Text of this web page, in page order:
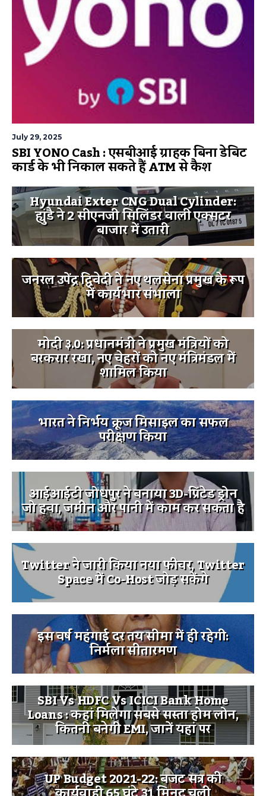
July 29, 2025
SBI YONO Cash : एसबीआई ग्राहक बिना डेबिट
कार्ड के भी निकाल सकते हैं ATM से कैश
Hyundai Exter CNG Dual Cylinder:
ह्युंडै ने 2 सीएनजी सिलिंडर वाली एक्सटर
बाजार में उतारी
जनरल उपेंद्र द्विवेदी ने नए थलसेना प्रमुख के रूप
में कार्यभार संभाला
मोदी ३.0: प्रधानमंत्री ने प्रमुख मंत्रियों को
बरकरार रखा, नए चेहरों को नए मंत्रिमंडल में
शामिल किया
भारत ने निर्भय क्रूज मिसाइल का सफल
परीक्षण किया
आईआईटी जोधपुर ने बनाया 3D-प्रिंटेड ड्रोन
जो हवा, जमीन और पानी में काम कर सकता है
Twitter ने जारी किया नया फीचर, Twitter
Space में Co-Host जोड़ सकेंगे
इस वर्ष महंगाई दर तय सीमा में ही रहेगी:
निर्मला सीतारमण
SBI Vs HDFC Vs ICICI Bank Home
Loans : कहां मिलेगा सबसे सस्ता होम लोन,
कितनी बनेगी EMI, जानें यहां पर
UP Budget 2021-22: बजट सत्र की